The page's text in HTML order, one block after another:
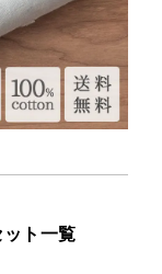
ト一覧